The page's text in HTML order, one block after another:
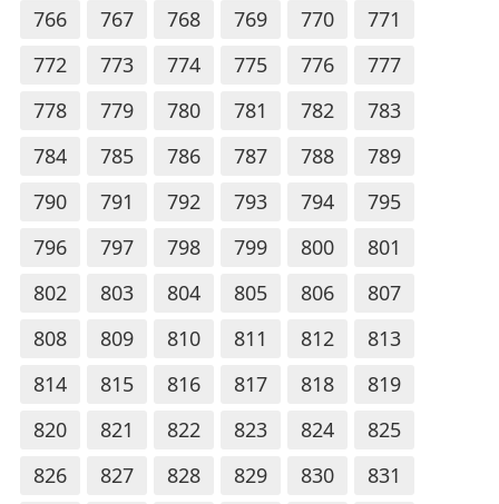
766
767 768 769 770
771
772
773 774 775 776
777
778
779 780 781 782
783
784
785 786 787 788
789
790
791 792 793 794
795
796
797 798 799 800
801
802
803 804 805 806
807
808
809 810 811 812
813
814
815 816 817 818
819
820
821 822 823 824
825
826
827 828 829 830
831